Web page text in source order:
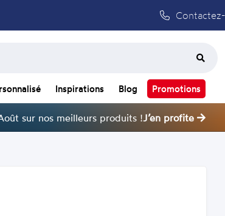
Inspirations Blog Promotions
sur nos meilleurs produits !J’en profite